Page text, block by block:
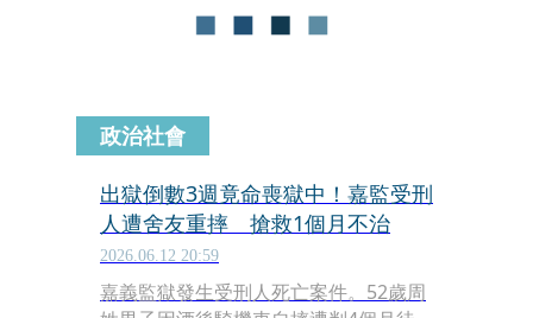
政治社會
出獄倒數3週竟命喪獄中！嘉監受刑
人遭舍友重摔 搶救1個月不治
2026.06.12 20:59
嘉義監獄發生受刑人死亡案件。52歲周